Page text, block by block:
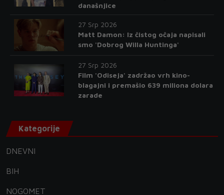
današnjice
27 Srp 2026
Matt Damon: Iz čistog očaja napisali
smo 'Dobrog Willa Huntinga'
27 Srp 2026
Film 'Odiseja' zadržao vrh kino-
blagajni i premašio 639 miliona dolara
zarade
Kategorije
DNEVNI
BIH
NOGOMET